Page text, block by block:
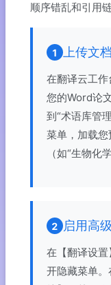
顺序错乱和引用链
1 上传文
在翻译云工
您的Word论
到“术语库管
菜单，加载
（如“生物化
2 启用高
在【翻译设
开隐藏菜单。